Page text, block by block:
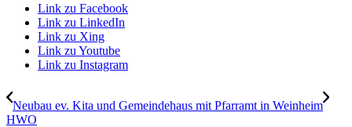
Link zu Facebook
Link zu LinkedIn
Link zu Xing
Link zu Youtube
Link zu Instagram
Neubau ev. Kita und Gemeindehaus mit Pfarramt in Weinheim
HWO